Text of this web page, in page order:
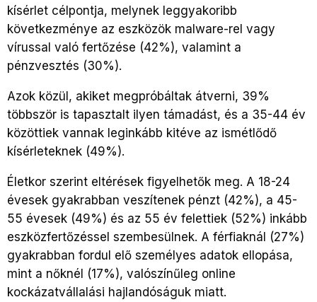
kísérlet célpontja, melynek leggyakoribb
következménye az eszközök malware-rel vagy
vírussal való fertőzése (42%), valamint a
pénzvesztés (30%).
Azok közül, akiket megpróbáltak átverni, 39%
többször is tapasztalt ilyen támadást, és a 35-44 év
közöttiek vannak leginkább kitéve az ismétlődő
kísérleteknek (49%).
Életkor szerint eltérések figyelhetők meg. A 18-24
évesek gyakrabban veszítenek pénzt (42%), a 45-
55 évesek (49%) és az 55 év felettiek (52%) inkább
eszközfertőzéssel szembesülnek. A férfiaknál (27%)
gyakrabban fordul elő személyes adatok ellopása,
mint a nőknél (17%), valószínűleg online
kockázatvállalási hajlandóságuk miatt.